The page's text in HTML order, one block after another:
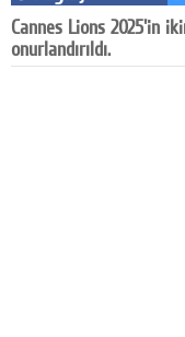
Pr
Cannes Lions 2025'in
onurlandırıldı.